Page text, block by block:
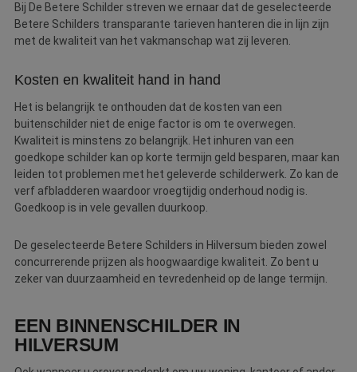
Bij De Betere Schilder streven we ernaar dat de geselecteerde
Betere Schilders transparante tarieven hanteren die in lijn zijn
met de kwaliteit van het vakmanschap wat zij leveren.
Kosten en kwaliteit hand in hand
Het is belangrijk te onthouden dat de kosten van een
buitenschilder niet de enige factor is om te overwegen.
Kwaliteit is minstens zo belangrijk. Het inhuren van een
goedkope schilder kan op korte termijn geld besparen, maar kan
leiden tot problemen met het geleverde schilderwerk. Zo kan de
verf afbladderen waardoor vroegtijdig onderhoud nodig is.
Goedkoop is in vele gevallen duurkoop.
De geselecteerde Betere Schilders in Hilversum bieden zowel
concurrerende prijzen als hoogwaardige kwaliteit. Zo bent u
zeker van duurzaamheid en tevredenheid op de lange termijn.
EEN BINNENSCHILDER IN
HILVERSUM